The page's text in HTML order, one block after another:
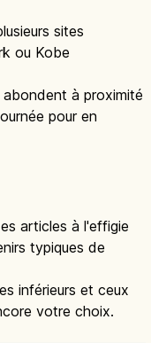
sites
ou Kobe
à proximité
pour en
articles à l'effigie
typiques de
inférieurs et ceux
votre choix.